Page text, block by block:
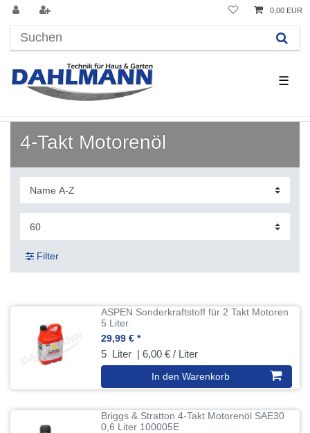
☰
0,00 EUR
4-Takt Motorenöl
Filter
ASPEN Sonderkraftstoff für 2 Takt Motoren
5 Liter
29,99 € *
5 Liter | 6,00 € / Liter
In den Warenkorb
Briggs & Stratton 4-Takt Motorenöl SAE30
0,6 Liter 100005E